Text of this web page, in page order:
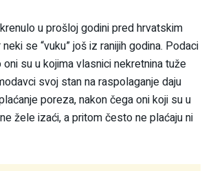
u prošloj godini pred hrvatskim
se “vuku” još iz ranijih godina. Podaci
su u kojima vlasnici nekretnina tuže
svoj stan na raspolaganje daju
poreza, nakon čega oni koji su u
žele izaći, a pritom često ne plaćaju ni